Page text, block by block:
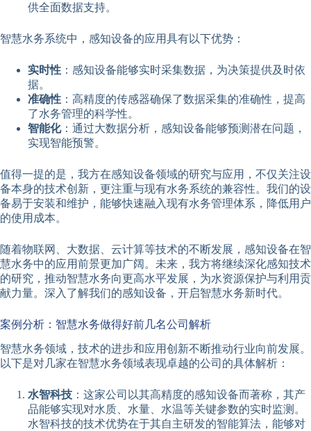
供全面数据支持。
智慧水务系统中，感知设备的应用具有以下优势：
实时性 ：感知设备能够实时采集数据，为决策提供及时依
据。
准确性 ：高精度的传感器确保了数据采集的准确性，提高
了水务管理的科学性。
智能化：通过大数据分析，感知设备能够预测潜在问题，
实现智能预警。
值得一提的是，我方在感知设备领域的研究与应用，不仅关注设
备本身的技术创新，更注重与现有水务系统的兼容性。我们的设
备易于安装和维护，能够快速融入现有水务管理体系，降低用户
的使用成本。
随着物联网、大数据、云计算等技术的不断发展，感知设备在智
慧水务中的应用前景更加广阔。未来，我方将继续深化感知技术
的研究，推动智慧水务向更高水平发展，为水资源保护与利用贡
献力量。深入了解我们的感知设备，开启智慧水务新时代。
案例分析：智慧水务做得好前几名公司解析
智慧水务领域，技术的进步和应用创新不断推动行业向前发展。
以下是对几家在智慧水务领域表现卓越的公司的具体解析：
水智科技 ：这家公司以其高精度的感知设备而著称，其产
品能够实现对水质、水量、水温等关键参数的实时监测。
水智科技的技术优势在于其自主研发的智能算法，能够对